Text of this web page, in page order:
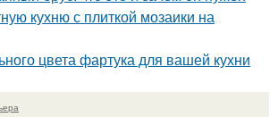
кухню с плиткой мозаики на
цвета фартука для вашей кухни